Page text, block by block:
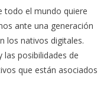
todo el mundo quiere
ante una generación
los nativos digitales.
las posibilidades de
que están asociados